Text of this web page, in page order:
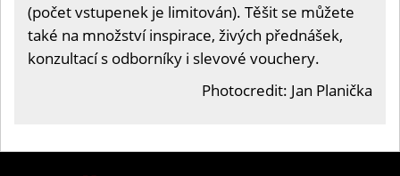
(počet vstupenek je limitován). Těšit se můžete
také na množství inspirace, živých přednášek,
konzultací s odborníky i slevové vouchery.
Photocredit: Jan Planička